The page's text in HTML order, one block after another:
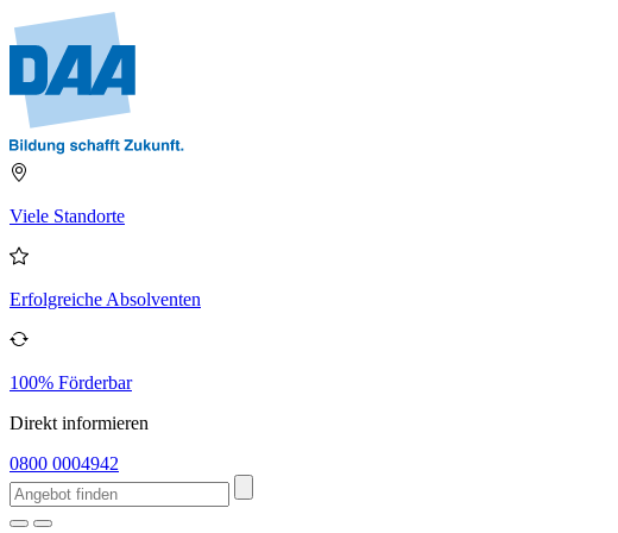
Viele Standorte
Erfolgreiche Absolventen
100% Förderbar
Direkt informieren
0800 0004942